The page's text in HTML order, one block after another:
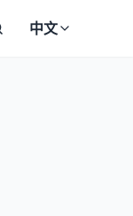
中文